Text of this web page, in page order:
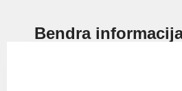
Bendra